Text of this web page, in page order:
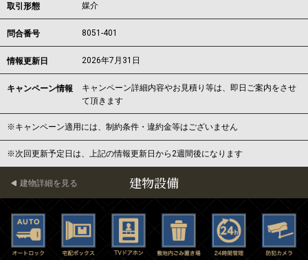
取引形態 媒介
問合番号 8051-401
情報更新日 2026年7月31日
キャンペーン情報
キャンペーン詳細内容やお見積り等は、即日ご案内をさせ
て頂きます
※キャンペーン適用には、制約条件・違約金等はございません
※次回更新予定日は、上記の情報更新日から2週間後になります
建物設備
建物詳細を見る